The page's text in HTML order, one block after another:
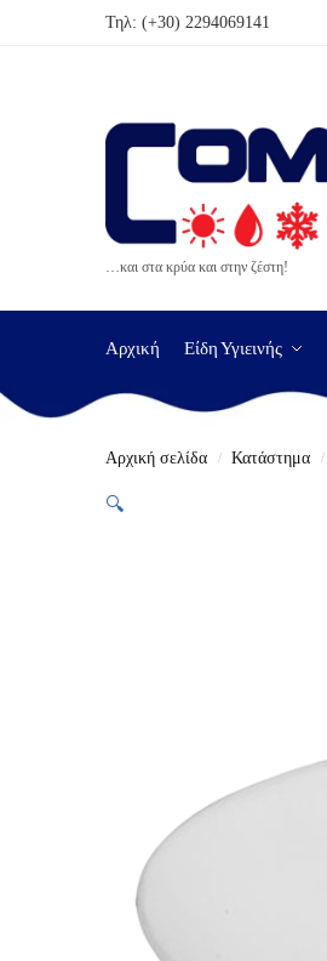
Τηλ: (+30) 2294069141
…και στα κρύα και στην ζέστη!
Αρχική Είδη Υγιεινής
Αρχική σελίδα / Κατάστημα /
🔍